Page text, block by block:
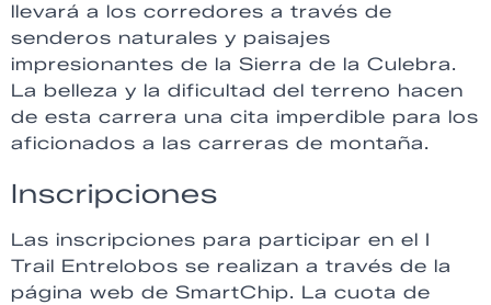
llevará a los corredores a través de
senderos naturales y paisajes
impresionantes de la Sierra de la Culebra.
La belleza y la dificultad del terreno hacen
de esta carrera una cita imperdible para los
aficionados a las carreras de montaña.
Inscripciones
Las inscripciones para participar en el I
Trail Entrelobos se realizan a través de la
página web de SmartChip. La cuota de